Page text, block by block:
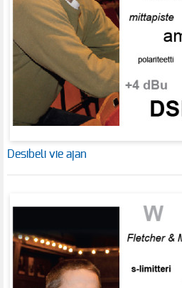
Desibeli vie ajan